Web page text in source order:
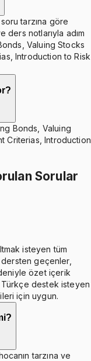
tarzına göre
ders notlarıyla adım
Valuing Stocks
Introduction to Risk
Bonds, Valuing
Criterias, Introduction
Sorular
isteyen tüm
geçenler,
özet içerik
Türkçe destek isteyen
için uygun.
tarzına ve